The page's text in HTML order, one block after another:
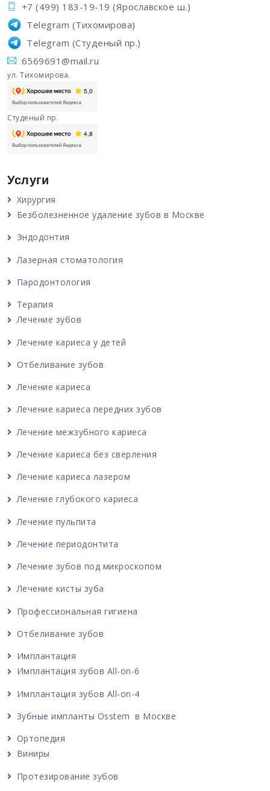
+7 (499) 183-19-19 (Ярославское ш.)
Telegram (Тихомирова)
Telegram (Студеный пр.)
6569691@mail.ru
ул. Тихомирова.
Студеный пр.
Услуги
Хирургия
Безболезненное удаление зубов в Москве
Эндодонтия
Лазерная стоматология
Пародонтология
Терапия
Лечение зубов
Лечение кариеса у детей
Отбеливание зубов
Лечение кариеса
Лечение кариеса передних зубов
Лечение межзубного кариеса
Лечение кариеса без сверления
Лечение кариеса лазером
Лечение глубокого кариеса
Лечение пульпита
Лечение периодонтита
Лечение зубов под микроскопом
Лечение кисты зуба
Профессиональная гигиена
Отбеливание зубов
Имплантация
Имплантация зубов All-on-6
Имплантация зубов All-on-4
Зубные импланты Osstem в Москве
Ортопедия
Виниры
Протезирование зубов